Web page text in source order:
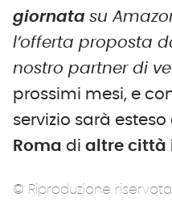
giornata su
l’offerta proposta
nostro partner di
prossimi mesi, e
servizio sarà
Roma di altre città
© Riproduzione riservata